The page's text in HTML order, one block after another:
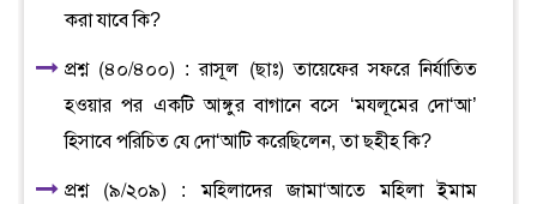
করা যাবে কি?
প্রশ্ন (৪০/৪০০) : রাসূল (ছাঃ) তায়েফের সফরে নির্যাতিত
হওয়ার পর একটি আঙ্গুর বাগানে বসে ‘মযলূমের দো‘আ’
হিসাবে পরিচিত যে দো‘আটি করেছিলেন, তা ছহীহ কি?
প্রশ্ন (৯/২০৯) : মহিলাদের জামা‘আতে মহিলা ইমাম